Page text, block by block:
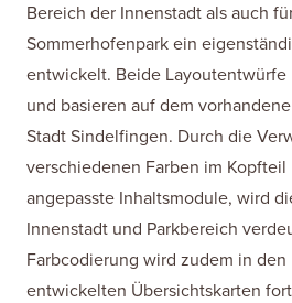
Bereich der Innenstadt als auch
Sommerhofenpark ein
entwickelt. Beide Layoutentwürfe
und basieren auf dem
Stadt Sindelfingen. Durch die
verschiedenen Farben im
angepasste Inhaltsmodule, wird
Innenstadt und Parkbereich
Farbcodierung wird zudem in
entwickelten Übersichtskarten